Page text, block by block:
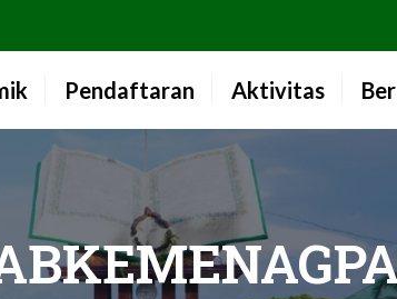
Pendaftaran Aktivitas